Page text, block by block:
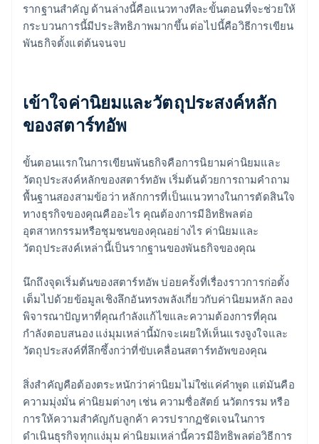
รากฐานสำคัญ ด้านล่างนี้คือแนวทางทีละขั้นตอนที่จะช่วยให้
กระบวนการนี้มีประสิทธิภาพมากขึ้น ต่อไปนี้คือวิธีการเขียน
พันธกิจตั้งแต่ต้นจนจบ
เข้าใจค่านิยมและวัตถุประสงค์หลัก
ของสตาร์ทอัพ
ขั้นตอนแรกในการเขียนพันธกิจคือการนิยามค่านิยมและ
วัตถุประสงค์หลักของสตาร์ทอัพ เริ่มต้นด้วยการถามคำถาม
พื้นฐานสองสามข้อว่า หลักการที่เป็นแนวทางในการตัดสินใจ
ทางธุรกิจของคุณคืออะไร คุณต้องการมีอิทธิพลต่อ
อุตสาหกรรมหรือชุมชนของคุณอย่างไร ค่านิยมและ
วัตถุประสงค์เหล่านี้เป็นรากฐานของพันธกิจของคุณ
นึกถึงจุดเริ่มต้นของสตาร์ทอัพ บ่อยครั้งที่เรื่องราวการก่อตั้ง
เต็มไปด้วยข้อมูลเชิงลึกอันทรงพลังเกี่ยวกับค่านิยมหลัก ลอง
พิจารณาปัญหาที่คุณกำลังแก้ไขและความต้องการที่คุณ
กำลังตอบสนอง แง่มุมเหล่านี้มักจะเผยให้เห็นแรงจูงใจและ
วัตถุประสงค์ที่ลึกซึ้งกว่าที่ขับเคลื่อนสตาร์ทอัพของคุณ
สิ่งสำคัญคือต้องตระหนักว่าค่านิยมไม่ใช่แค่คำพูด แต่มันคือ
ความมุ่งมั่น ค่านิยมต่างๆ เช่น ความซื่อสัตย์ นวัตกรรม หรือ
การให้ความสำคัญกับลูกค้า ควรปรากฏชัดเจนในการ
ดำเนินธุรกิจทุกแง่มุม ค่านิยมเหล่านี้ควรมีอิทธิพลต่อวิธีการ